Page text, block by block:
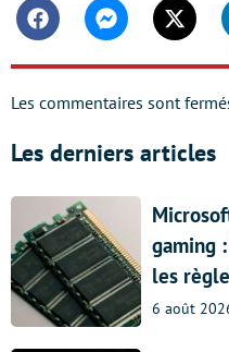
FacebookMessengerTwitter
Les commentaires sont
Les derniers articles
gaming
les
6 août